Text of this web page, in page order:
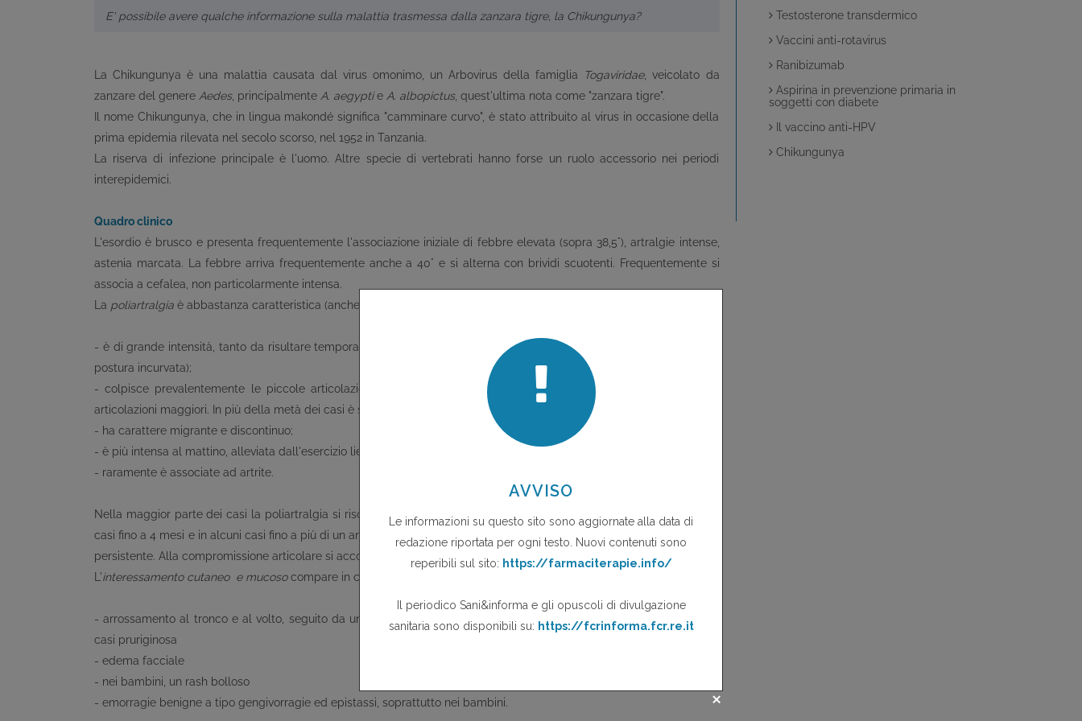
E' possibile avere qualche informazione sulla malattia trasmessa dalla zanzara tigre, la Chikungunya?
La Chikungunya è una malattia causata dal virus omonimo, un Arbovirus della famiglia Togaviridae, veicolato da
zanzare del genere Aedes, principalmente A. aegyptie A. albopictus, quest'ultima nota come "zanzara tigre".
Il nome Chikungunya, che in lingua makondé significa "camminare curvo", è stato attribuito al virus in occasione della
prima epidemia rilevata nel secolo scorso, nel 1952 in Tanzania.
La riserva di infezione principale è l'uomo. Altre specie di vertebrati hanno forse un ruolo accessorio nei periodi
interepidemici.
Quadro clinico
L'esordio è brusco e presenta frequentemente l'associazione iniziale di febbre elevata (sopra 38,5°), artralgie intense,
astenia marcata. La febbre arriva frequentemente anche a 40° e si alterna con brividi scuotenti. Frequentemente si
associa a cefalea, non particolarmente intensa.
La poliartralgia è abbastanza caratteristica (anche se non patognomonica):
- è di grande intensità, tanto da risultare temporaneamente invalidante (donde il nome della malattia, che indica una
postura incurvata);
- colpisce prevalentemente le piccole articolazioni delle mani, polsi, caviglie e piedi, e con minore frequenza le
articolazioni maggiori. In più della metà dei casi è simmetrica;
- ha carattere migrante e discontinuo;
- è più intensa al mattino, alleviata dall'esercizio lieve e peggiorata da quello intenso;
- raramente è associate ad artrite.
Nella maggior parte dei casi la poliartralgia si risolve nell'arco di alcune settimane, ma può persistere in un terzo dei
casi fino a 4 mesi e in alcuni casi fino a più di un anno. Nei bambini la compromissione articolare è meno grave e meno
persistente. Alla compromissione articolare si accompagnano frequentemente mialgie, dolore al rachide e alle spalle.
L'interessamento cutaneo e mucosocompare in circa la metà dei casi. Si possono avere:
- arrossamento al tronco e al volto, seguito da un'eruzione maculo-papulare predominante al tronco, nella metà dei
casi pruriginosa
- edema facciale
- nei bambini, un rash bolloso
- emorragie benigne a tipo gengivorragie ed epistassi, soprattutto nei bambini.
Testosterone transdermico
Vaccini anti-rotavirus
Ranibizumab
Aspirina in prevenzione primaria in
soggetti con diabete
Il vaccino anti-HPV
Chikungunya